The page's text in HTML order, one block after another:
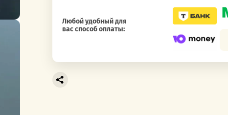
Любой удобный для
вас способ оплаты: